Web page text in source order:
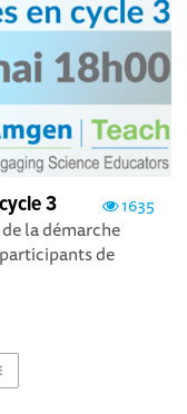
1635
3
la démarche
de